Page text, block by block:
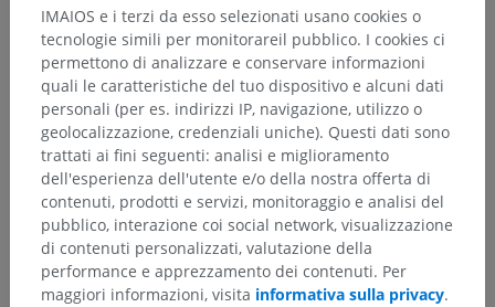
IMAIOS e i terzi da esso selezionati usano cookies o
tecnologie simili per monitorareil pubblico. I cookies ci
permettono di analizzare e conservare informazioni
quali le caratteristiche del tuo dispositivo e alcuni dati
personali (per es. indirizzi IP, navigazione, utilizzo o
geolocalizzazione, credenziali uniche). Questi dati sono
trattati ai fini seguenti: analisi e miglioramento
dell'esperienza dell'utente e/o della nostra offerta di
contenuti, prodotti e servizi, monitoraggio e analisi del
pubblico, interazione coi social network, visualizzazione
di contenuti personalizzati, valutazione della
performance e apprezzamento dei contenuti. Per
maggiori informazioni, visita informativa sulla privacy.